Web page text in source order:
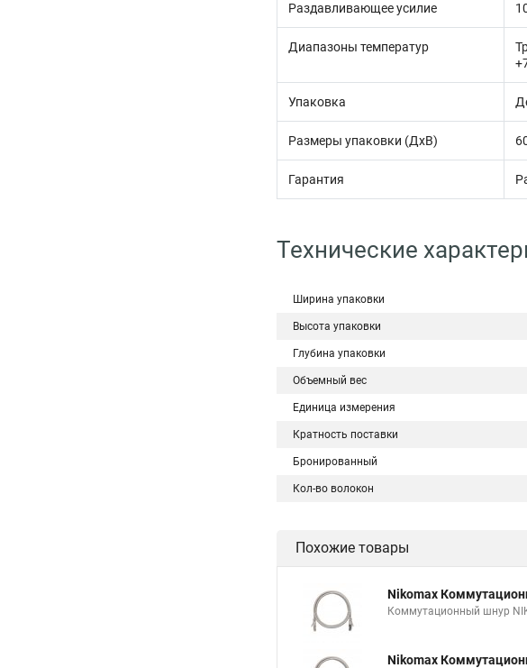
Раздавливающее усилие
Диапазоны температур
Упаковка
Размеры упаковки (ДхВ)
Гарантия
Технические
Ширина упаковки
Высота упаковки
Глубина упаковки
Объемный вес
Единица измерения
Кратность поставки
Бронированный
Кол-во волокон
Похожие товары
Nikomax
Коммутационный шнур
Nikomax